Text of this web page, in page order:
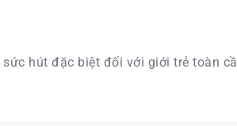
hút đặc biệt đối với giới trẻ toàn